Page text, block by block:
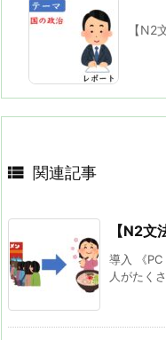
【N2
 関連記事
【N2文
導入 《
人がたく